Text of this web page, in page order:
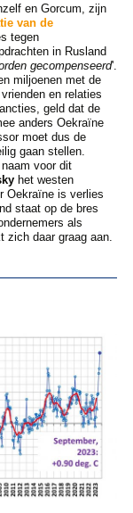
en Gorcum, zijn
van de
tegen
in Rusland
gecompenseerd'.
miljoenen met de
en relaties
geld dat de
anders Oekraïne
moet dus de
gaan stellen.
voor dit
het westen
Oekraïne is verlies
staat op de bres
als
zich daar graag aan.